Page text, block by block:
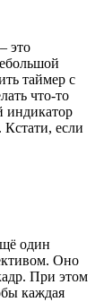
это
таймер с
что-то
индикатор
Кстати, если
один
Оно
При этом
каждая